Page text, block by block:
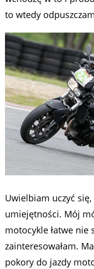
to wtedy
Uwielbiam uczyć
umiejętności. Mój
motocykle łatwe nie
zainteresowałam.
pokory do jazdy